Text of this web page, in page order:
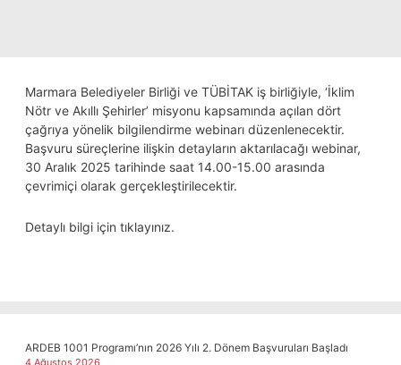
Marmara Belediyeler Birliği ve TÜBİTAK iş birliğiyle, ‘İklim
Nötr ve Akıllı Şehirler’ misyonu kapsamında açılan dört
çağrıya yönelik bilgilendirme webinarı düzenlenecektir.
Başvuru süreçlerine ilişkin detayların aktarılacağı webinar,
30 Aralık 2025 tarihinde saat 14.00-15.00 arasında
çevrimiçi olarak gerçekleştirilecektir.
Detaylı bilgi için tıklayınız.
ARDEB 1001 Programı’nın 2026 Yılı 2. Dönem Başvuruları Başladı
4 Ağustos 2026